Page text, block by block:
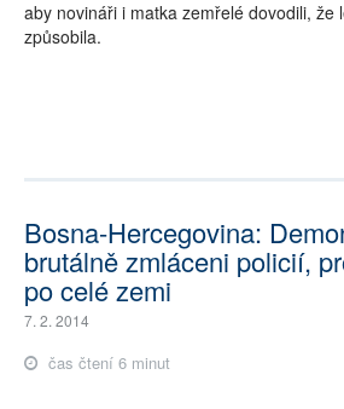
aby novináři i matka zemřelé dovodili, že
způsobila.
Bosna-Hercegovina:
brutálně zmláceni policií,
po celé zemi
7. 2. 2014
čas čtení 6 minut